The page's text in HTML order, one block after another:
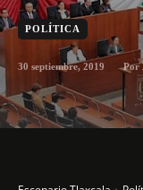
POLÍTICA
30 septiembre, 2019 Por